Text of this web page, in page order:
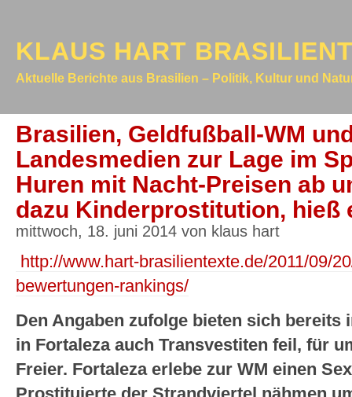
KLAUS HART
Aktuelle Berichte aus Brasilien – Politik, Kultur und
Brasilien, Geldfußball-WM
Landesmedien zur Lage im
Huren mit Nacht-Preisen ab
dazu Kinderprostitution, hieß
mittwoch, 18. juni 2014 von klaus hart
http://www.hart-brasilientexte.de/2011/09/
bewertungen-rankings/
Den Angaben zufolge bieten sich bereits
in Fortaleza auch Transvestiten feil, für
Freier. Fortaleza erlebe zur WM einen